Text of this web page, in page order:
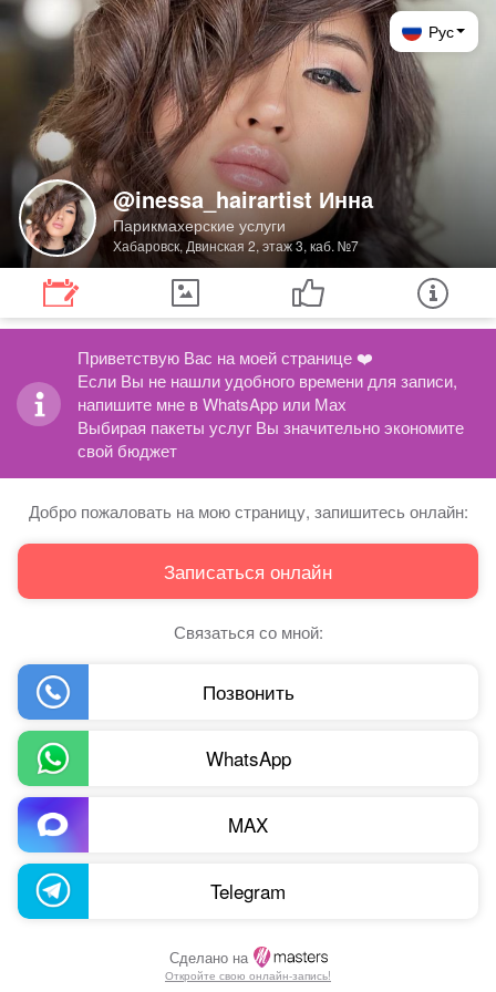
Рус
@inessa_hairartist Инна
Парикмахерские услуги
Хабаровск, Двинская 2, этаж 3, каб. №7
Приветствую Вас на моей странице ❤️
Если Вы не нашли удобного времени для записи,
напишите мне в WhatsApp или Мах
Выбирая пакеты услуг Вы значительно экономите
Добро пожаловать на мою страницу, запишитесь онлайн:
Записаться онлайн
Связаться со мной:
Позвонить
WhatsApp
MAX
Telegram
Сделано на
Откройте свою онлайн-запись!